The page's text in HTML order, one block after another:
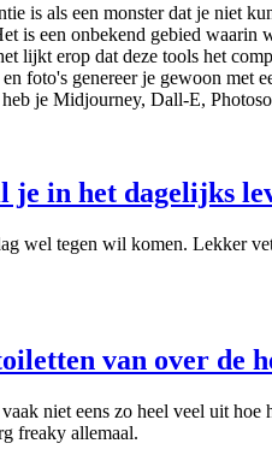
is als een monster dat je niet
is een onbekend gebied waarin
lijkt erop dat deze tools het
foto's genereer je gewoon met
je Midjourney, Dall-E,
je in het dagelijks
wel tegen wil komen. Lekker
van over de
niet eens zo heel veel uit
freaky allemaal.